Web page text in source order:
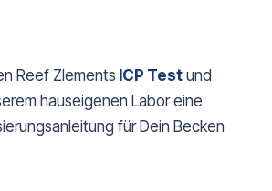
Reef Zlements ICP Test und
hauseigenen Labor eine
für Dein Becken